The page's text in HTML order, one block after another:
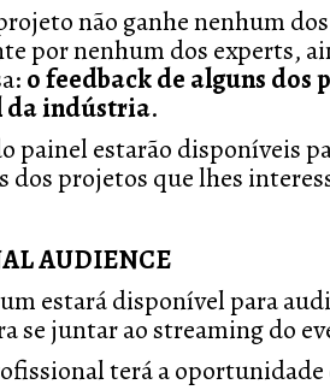
não ganhe nenhum
por nenhum dos experts,
o feedback de alguns
indústria.
painel estarão disponíveis
dos projetos que lhes
AUDIENCE
estará disponível para
se juntar ao streaming do
terá a